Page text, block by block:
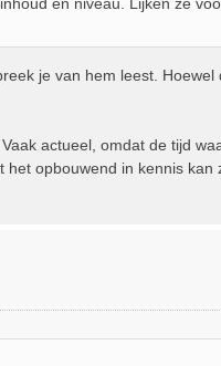
je van hem leest.
actueel, omdat de tijd
opbouwend in kennis kan